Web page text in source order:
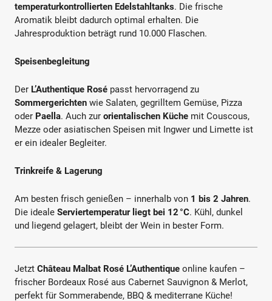
temperaturkontrollierten Edelstahltanks. Die frische
Aromatik bleibt dadurch optimal erhalten. Die
Jahresproduktion beträgt rund 10.000 Flaschen.
Speisenbegleitung
Der L’Authentique Rosé passt hervorragend zu
Sommergerichten wie Salaten, gegrilltem Gemüse, Pizza
oder Paella. Auch zur orientalischen Küche mit Couscous,
Mezze oder asiatischen Speisen mit Ingwer und Limette ist
er ein idealer Begleiter.
Trinkreife & Lagerung
Am besten frisch genießen – innerhalb von 1 bis 2 Jahren.
Die ideale Serviertemperatur liegt bei 12 °C. Kühl, dunkel
und liegend gelagert, bleibt der Wein in bester Form.
Jetzt Château Malbat Rosé L’Authentique online kaufen –
frischer Bordeaux Rosé aus Cabernet Sauvignon & Merlot,
perfekt für Sommerabende, BBQ & mediterrane Küche!